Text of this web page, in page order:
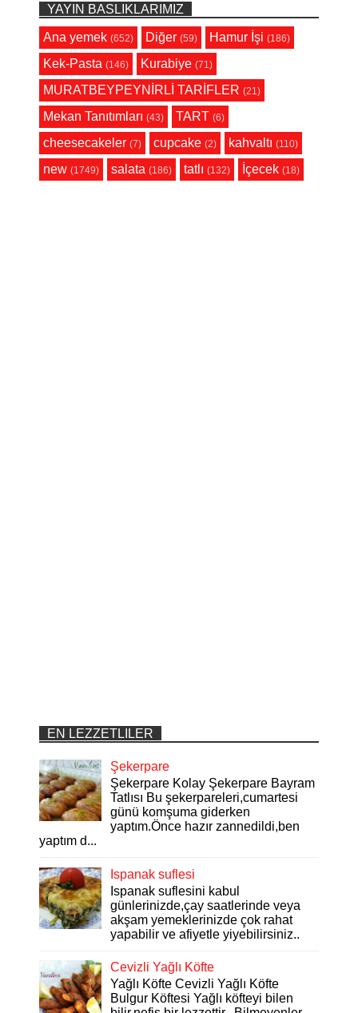
YAYIN BASLIKLARIMIZ
Ana yemek (652) Diğer (59) Hamur İşi (186)
Kek-Pasta (146) Kurabiye (71)
MURATBEYPEYNİRLİ TARİFLER (21)
Mekan Tanıtımları (43) TART (6)
cheesecakeler (7) cupcake (2) kahvaltı (110)
new (1749) salata (186) tatlı (132) İçecek (18)
EN LEZZETLILER
Şekerpare
Şekerpare Kolay Şekerpare Bayram
Tatlısı Bu şekerpareleri,cumartesi
günü komşuma giderken
yaptım.Önce hazır zannedildi,ben
yaptım d...
Ispanak suflesi
Ispanak suflesini kabul
günlerinizde,çay saatlerinde veya
akşam yemeklerinizde çok rahat
yapabilir ve afiyetle yiyebilirsiniz..
Cevizli Yağlı Köfte
Yağlı Köfte Cevizli Yağlı Köfte
Bulgur Köftesi Yağlı köfteyi bilen